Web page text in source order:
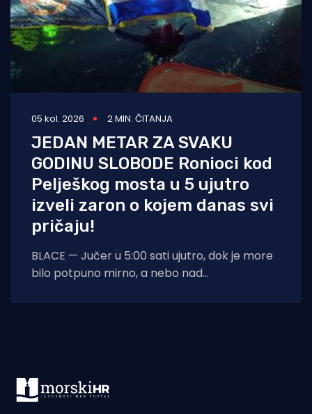
05 kol. 2026 2 MIN. ČITANJA
JEDAN METAR ZA SVAKU
GODINU SLOBODE Ronioci kod
Pelješkog mosta u 5 ujutro
izveli zaron o kojem danas svi
pričaju!
BLACE — Jučer u 5:00 sati ujutro, dok je more
bilo potpuno mirno, a nebo nad